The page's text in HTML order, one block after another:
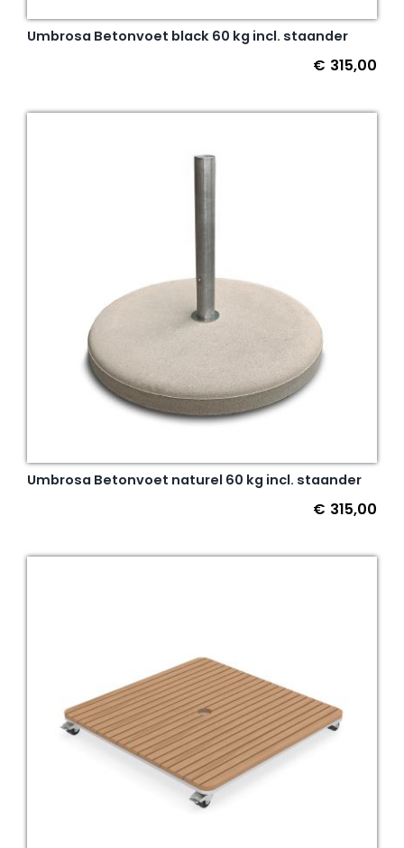
Umbrosa Betonvoet black 60 kg incl. staander
€ 315,00
Umbrosa Betonvoet naturel 60 kg incl. staander
€ 315,00